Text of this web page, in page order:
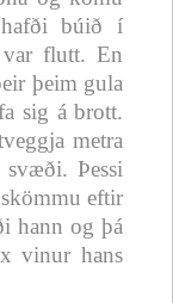
búið í
flutt. En
þeim gula
sig á brott.
metra
Þessi
eftir
hann og þá
vinur hans